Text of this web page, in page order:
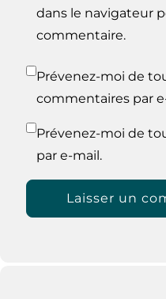
dans le navigateur
commentaire.
Prévenez-moi de
commentaires par
Prévenez-moi de
par e-mail.